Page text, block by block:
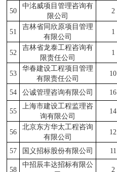
50
中洺威项目管理咨询有
限公司
2
51
吉林省同欣原项目管理
有限公司
1
52
吉林省龙泰工程咨询有
限责任公司
1
53
华春建设工程项目管理
有限责任公司
10
54 公诚管理咨询有限公司 16
55
上海市建设工程监理咨
询有限公司
14
56
北京东方华太工程咨询
有限公司
12
57 国义招标股份有限公司 11
58
中招辰丰达招标有限公
2